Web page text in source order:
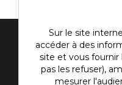
Sur le site
accéder à des
site et vous fournir
pas les refuser),
mesurer